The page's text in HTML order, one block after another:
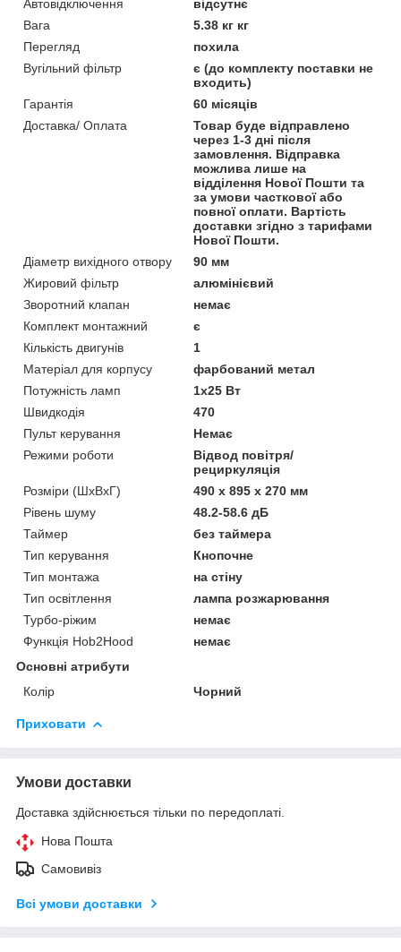
Автовідключення
відсутнє
Вага
5.38 кг кг
Перегляд
похила
Вугільний фільтр
є (до комплекту поставки не
входить)
Гарантія
60 місяців
Доставка/ Оплата
Товар буде відправлено
через 1-3 дні після
замовлення. Відправка
можлива лише на
відділення Нової Пошти та
за умови часткової або
повної оплати. Вартість
доставки згідно з тарифами
Нової Пошти.
Діаметр вихідного отвору
90 мм
Жировий фільтр
алюмінієвий
Зворотний клапан
немає
Комплект монтажний
є
Кількість двигунів
1
Матеріал для корпусу
фарбований метал
Потужність ламп
1х25 Вт
Швидкодія
470
Пульт керування
Немає
Режими роботи
Відвод повітря/
рециркуляція
Розміри (ШхВхГ)
490 х 895 х 270 мм
Рівень шуму
48.2-58.6 дБ
Таймер
без таймера
Тип керування
Кнопочне
Тип монтажа
на стіну
Тип освітлення
лампа розжарювання
Турбо-ріжим
немає
Функція Hob2Hood
немає
Основні атрибути
Колір
Чорний
Приховати
Умови доставки
Доставка здійснюється тільки по передоплаті.
Нова Пошта
Самовивіз
Всі умови доставки